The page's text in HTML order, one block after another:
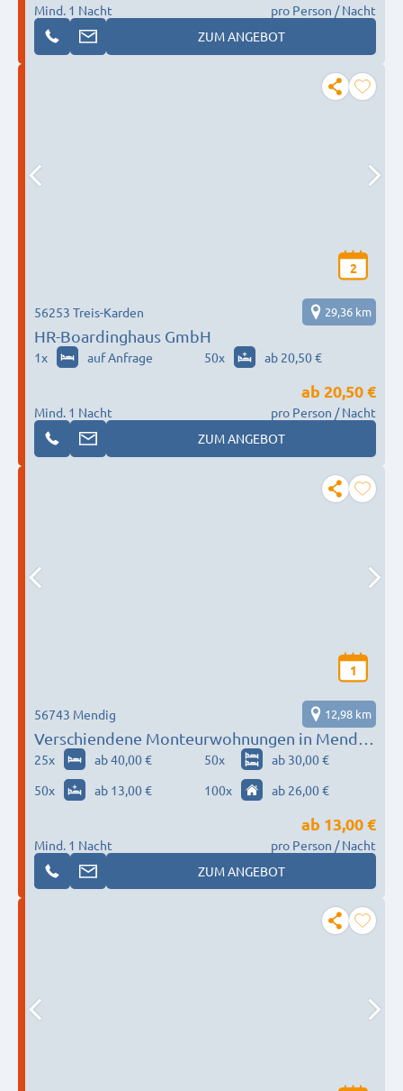
Mind. 1 Nacht
pro Person / Nacht
ZUM ANGEBOT
2
HR-Boardinghaus GmbH
56253 Treis-Karden 29,36 km
1x auf Anfrage 50x ab 20,50 €
Mind. 1 Nacht
ab 20,50 €
pro Person / Nacht
ZUM ANGEBOT
1
Verschiendene Monteurwohnungen in Mendig
um Umgebung
56743 Mendig 12,98 km
25x ab 40,00 € 50x
ab 30,00 €
50x ab 13,00 € 100x ab 26,00 €
Mind. 1 Nacht
ab 13,00 €
pro Person / Nacht
ZUM ANGEBOT